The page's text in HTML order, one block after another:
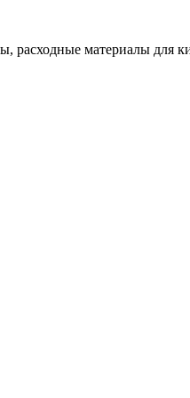
расходные материалы для